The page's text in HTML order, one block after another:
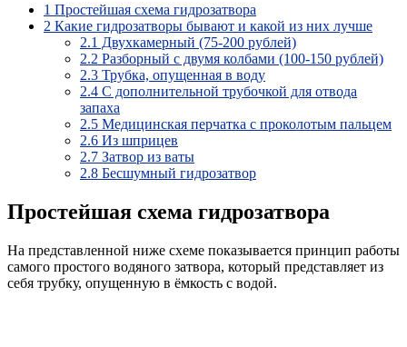
1 Простейшая схема гидрозатвора
2 Какие гидрозатворы бывают и какой из них лучше
2.1 Двухкамерный (75-200 рублей)
2.2 Разборный с двумя колбами (100-150 рублей)
2.3 Трубка, опущенная в воду
2.4 С дополнительной трубочкой для отвода
запаха
2.5 Медицинская перчатка с проколотым пальцем
2.6 Из шприцев
2.7 Затвор из ваты
2.8 Бесшумный гидрозатвор
Простейшая схема гидрозатвора
На представленной ниже схеме показывается принцип работы
самого простого водяного затвора, который представляет из
себя трубку, опущенную в ёмкость с водой.